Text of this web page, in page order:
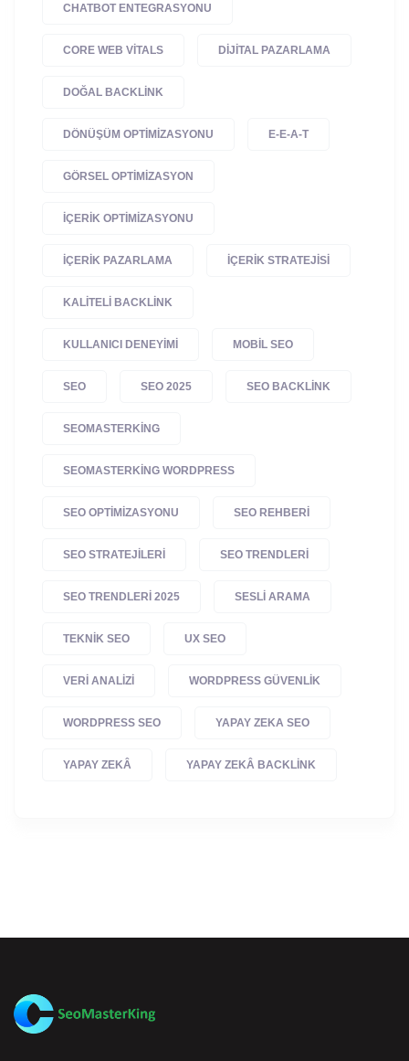
CHATBOT ENTEGRASYONU
CORE WEB VITALS DIJITAL PAZARLAMA
DOĞAL BACKLINK
DÖNÜŞÜM OPTIMIZASYONU E-E-A-T
GÖRSEL OPTIMIZASYON
IÇERIK OPTIMIZASYONU
IÇERIK PAZARLAMA IÇERIK STRATEJISI
KALITELI BACKLINK
KULLANICI DENEYIMI MOBIL SEO
SEO SEO 2025 SEO BACKLINK
SEOMASTERKING
SEOMASTERKING WORDPRESS
SEO OPTIMIZASYONU SEO REHBERI
SEO STRATEJILERI SEO TRENDLERI
SEO TRENDLERI 2025 SESLI ARAMA
TEKNIK SEO UX SEO
VERI ANALIZI WORDPRESS GÜVENLIK
WORDPRESS SEO YAPAY ZEKA SEO
YAPAY ZEKÂ YAPAY ZEKÂ BACKLINK